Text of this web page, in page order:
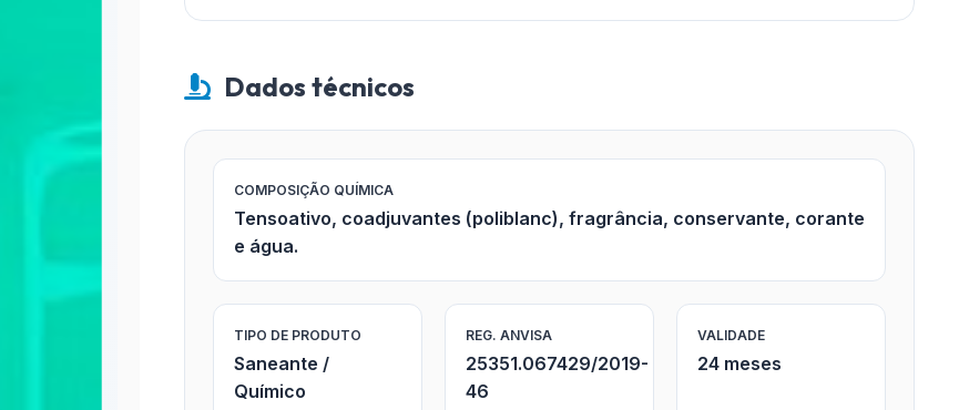
Dados técnicos
COMPOSIÇÃO QUÍMICA
Tensoativo, coadjuvantes (poliblanc), fragrância, conservante, corante
e água.
TIPO DE PRODUTO
Saneante /
Químico
REG. ANVISA
25351.067429/2019-
46
VALIDADE
24 meses